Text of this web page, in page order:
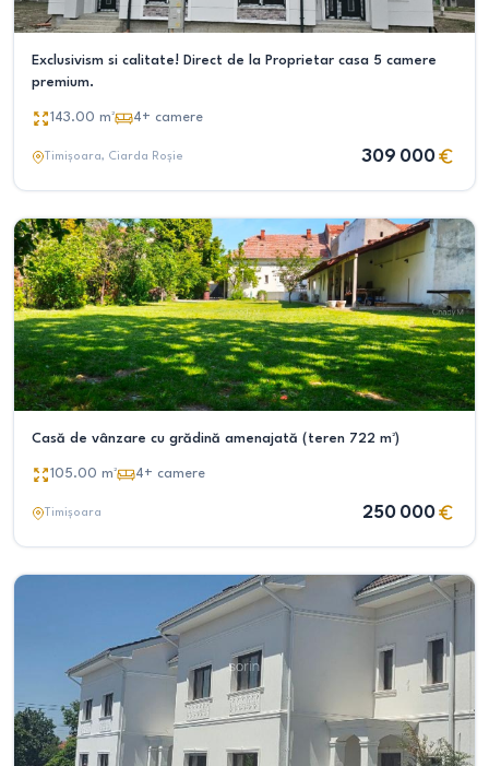
Exclusivism si calitate! Direct de la Proprietar casa 5 camere
premium.
143.00 m² 4+ camere
Timișoara, Ciarda Roșie 309 000
Casă de vânzare cu grădină amenajată (teren 722 m²)
105.00 m² 4+ camere
Timișoara 250 000